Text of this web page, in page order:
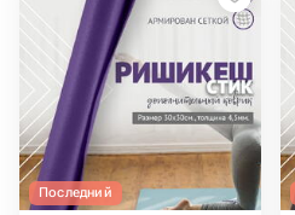
Последний